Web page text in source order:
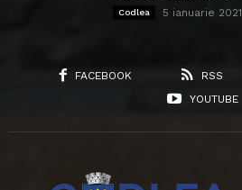
Codlea 5 ianuarie 2021
FACEBOOK RSS
YOUTUBE